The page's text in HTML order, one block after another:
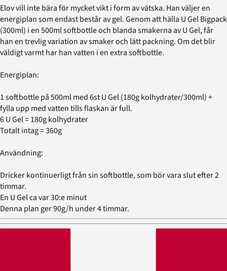
Elov vill inte bära för mycket vikt i form av vätska. Han väljer en
energiplan som endast består av gel. Genom att hälla U Gel Bigpack
(300ml) i en 500ml softbottle och blanda smakerna av U Gel, får
han en trevlig variation av smaker och lätt packning. Om det blir
väldigt varmt har han vatten i en extra softbottle.
Energiplan:
1 softbottle på 500ml med 6st U Gel (180g kolhydrater/300ml) +
fylla upp med vatten tills flaskan är full.
6 U Gel = 180g kolhydrater
Totalt intag = 360g
Användning:
Dricker kontinuerligt från sin softbottle, som bör vara slut efter 2
timmar.
En U Gel ca var 30:e minut
Denna plan ger 90g/h under 4 timmar.